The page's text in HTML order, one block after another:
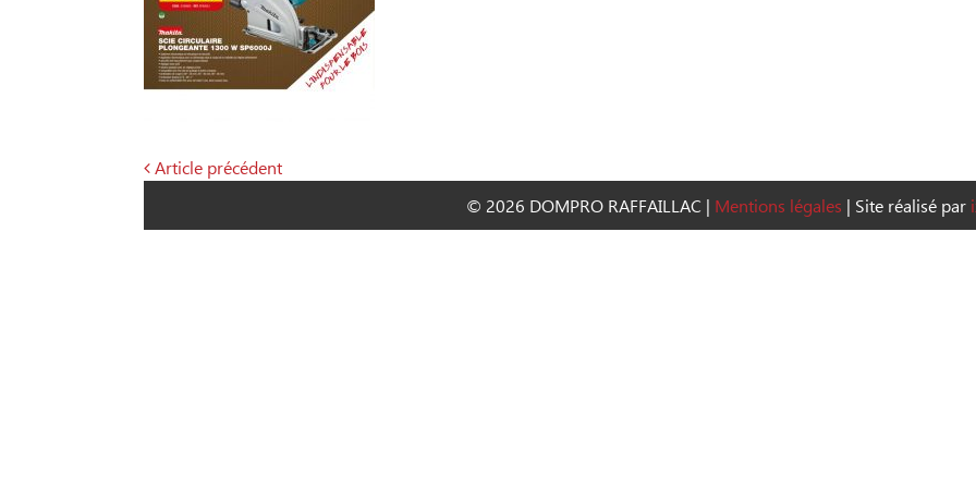
de
Article précédent
© 2026 DOMPRO RAFFAILLAC | Mentions légales | Site réalisé par